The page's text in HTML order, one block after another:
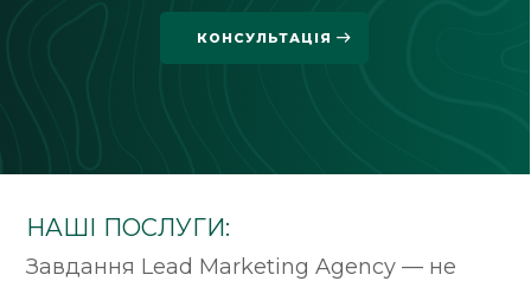
КОНСУЛЬТАЦІЯ
НАШІ ПОСЛУГИ:
Завдання Lead Marketing Agency — не